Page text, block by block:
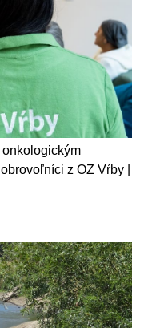
z OZ Vŕby |